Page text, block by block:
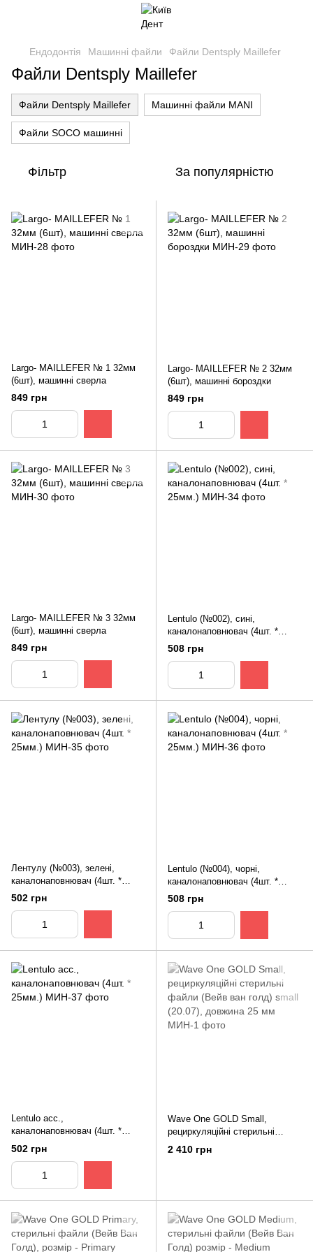
Ендодонтія Машинні файли Файли Dentsply Maillefer
Файли Dentsply Maillefer
Файли Dentsply Maillefer Машинні файли MANI
Файли SOCO машинні
Фільтр За популярністю
Largo- MAILLEFER № 1 32мм
(6шт), машинні сверла
849 грн
Largo- MAILLEFER № 2 32мм
(6шт), машинні бороздки
849 грн
Largo- MAILLEFER № 3 32мм
(6шт), машинні сверла
849 грн
Lentulo (№002), сині,
каналонаповнювач (4шт. *
25мм.)
508 грн
Лентулу (№003), зелені,
каналонаповнювач (4шт. *
25мм.)
502 грн
Lentulo (№004), чорні,
каналонаповнювач (4шт. *
25мм.)
508 грн
Lentulo асс.,
каналонаповнювач (4шт. *
25мм.)
502 грн
Wave One GOLD Small,
рециркуляційні стерильні
файли (Вейв ван голд) small
(20.07), довжина 25 мм
2 410 грн